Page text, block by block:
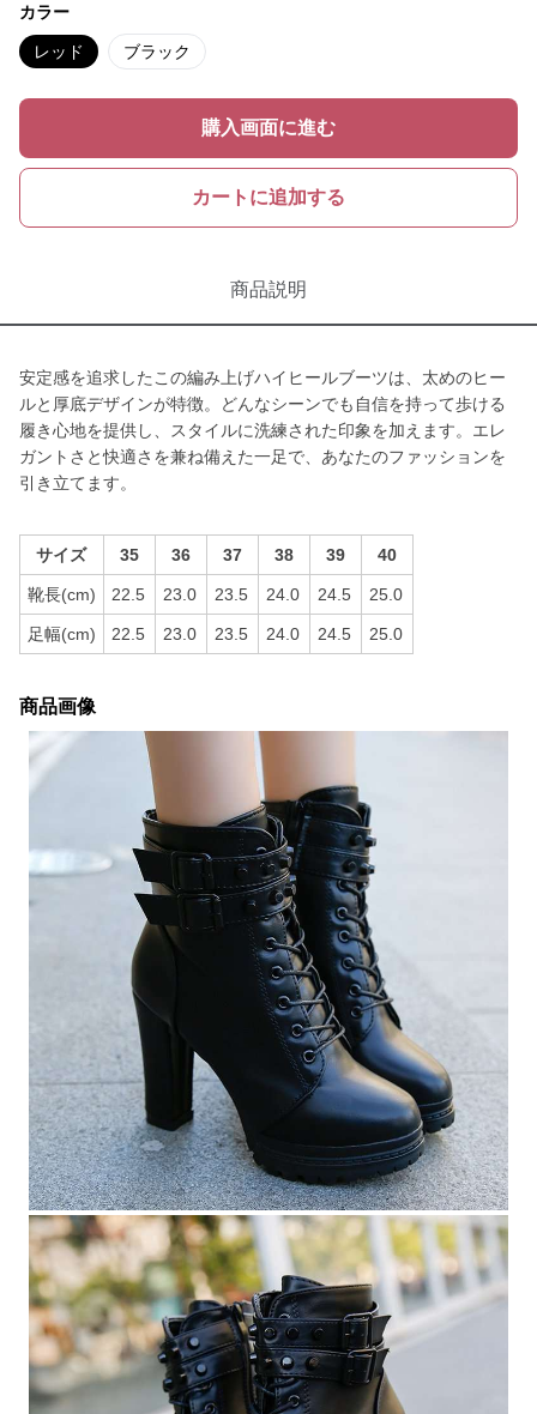
カラー
レッド ブラック
購入画面に進む
カートに追加する
商品説明
安定感を追求したこの編み上げハイヒールブーツは、太めのヒー
ルと厚底デザインが特徴。どんなシーンでも自信を持って歩ける
履き心地を提供し、スタイルに洗練された印象を加えます。エレ
ガントさと快適さを兼ね備えた一足で、あなたのファッションを
引き立てます。
サイズ 35 36 37 38 39 40
靴長(cm) 22.5 23.0 23.5 24.0 24.5 25.0
足幅(cm) 22.5 23.0 23.5 24.0 24.5 25.0
商品画像